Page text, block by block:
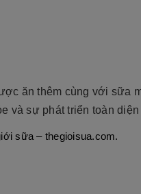
ăn thêm cùng với sữa
và sự phát triển toàn diện
sữa – thegioisua.com.